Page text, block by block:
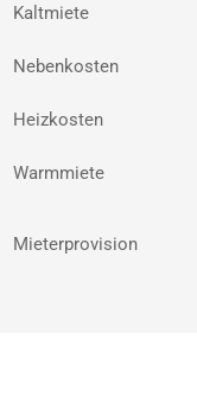
Kaltmiete
Nebenkosten
Heizkosten
Warmmiete
Mieterprovision